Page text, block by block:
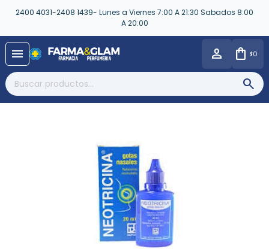
2400 4031-2408 1439- Lunes a Viernes 7:00 A 21:30 Sabados 8:00
A 20:00
menu $0